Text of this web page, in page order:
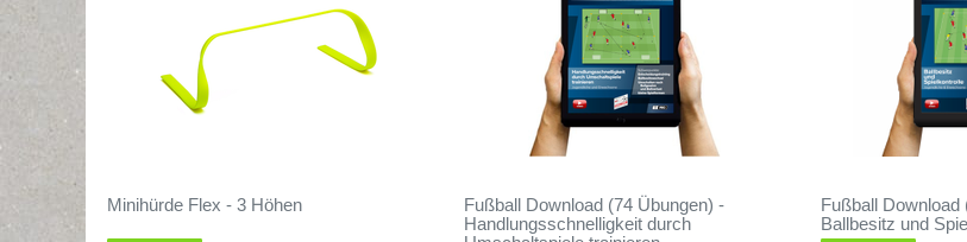
Minihürde Flex - 3 Höhen
Fußball Download (74 Übungen) -
Handlungsschnelligkeit durch
Fußball Download
Ballbesitz und